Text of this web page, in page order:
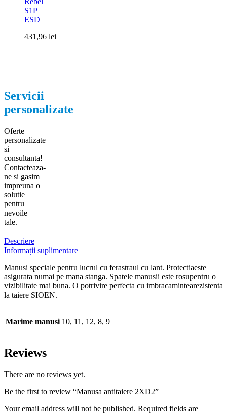
S1P
ESD
431,96 lei
Servicii
personalizate
Oferte
personalizate
si
consultanta!
Contacteaza-
ne si gasim
impreuna o
solutie
pentru
nevoile
tale.
Descriere
Informații suplimentare
Manusi speciale pentru lucrul cu ferastraul cu lant. Protectiaeste
asigurata numai pe mana stanga. Spatele manusii este rosupentru o
vizibilitate mai buna. O potrivire perfecta cu imbracamintearezistenta
la taiere SIOEN.
Marime manusi 10, 11, 12, 8, 9
Reviews
There are no reviews yet.
Be the first to review “Manusa antitaiere 2XD2”
Your email address will not be published. Required fields are